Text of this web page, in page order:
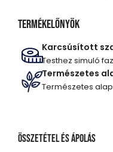
Termékelőnyök
Karcsúsított
Testhez simuló
Természetes
Természetes
Összetétel és ápolás